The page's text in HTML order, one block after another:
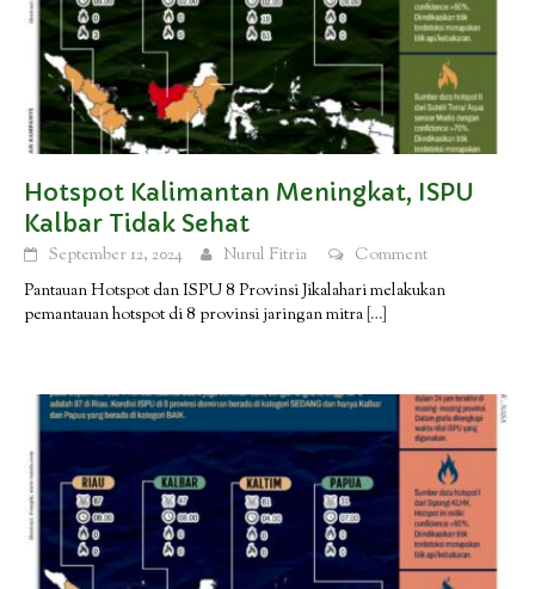
Hotspot Kalimantan Meningkat, ISPU
Kalbar Tidak Sehat
September 12, 2024 Nurul Fitria
Comment
Pantauan Hotspot dan ISPU 8 Provinsi Jikalahari melakukan
pemantauan hotspot di 8 provinsi jaringan mitra […]